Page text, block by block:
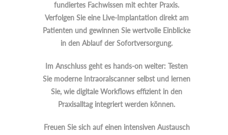
fundiertes Fachwissen mit echter Praxis.
Verfolgen Sie eine Live-Implantation direkt am
Patienten und gewinnen Sie wertvolle Einblicke
in den Ablauf der Sofortversorgung.
Im Anschluss geht es hands-on weiter: Testen
Sie moderne Intraoralscanner selbst und lernen
Sie, wie digitale Workflows effizient in den
Praxisalltag integriert werden können.
Freuen Sie sich auf einen intensiven Austausch